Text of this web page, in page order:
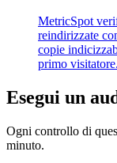
MetricSpot
reindirizzate
copie
primo visitatore.
Esegui un
Ogni controllo di
minuto.